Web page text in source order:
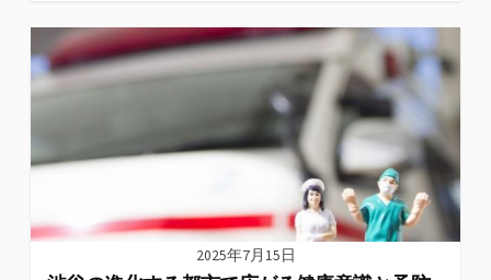
ゴ
リ
ー
2025年7月15日